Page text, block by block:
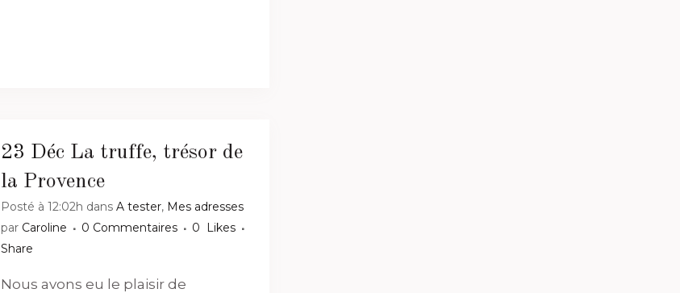
23 Déc La truffe, trésor de
la Provence
Posté à 12:02h dans A tester, Mes adresses
par Caroline 0 Commentaires 0
Likes
Share
Nous avons eu le plaisir de